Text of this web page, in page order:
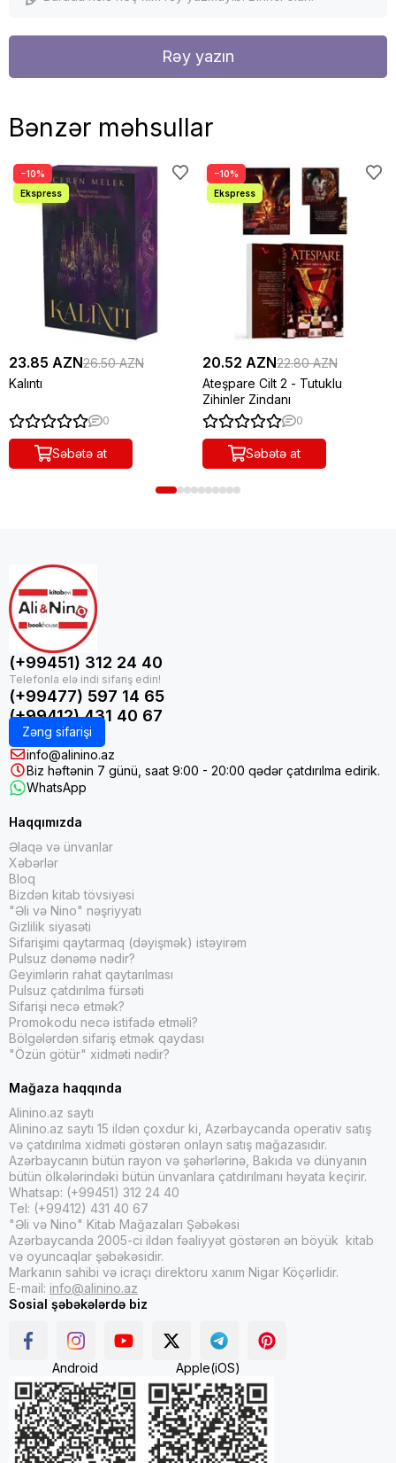
Rəy yazın
Bənzər məhsullar
−10%
23.85 AZN26.50 AZN
Kalıntı
0
Səbətə at
−10%
20.52 AZN22.80 AZN
Ateşpare Cilt 2 - Tutuklu
Zihinler Zindanı
0
Səbətə at
(+99451) 312 24 40
(+99477) 597 14 65
(+99412) 431 40 67
Zəng sifarişi
info@alinino.az
Biz həftənin 7 günü, saat 9:00 - 20:00 qədər çatdırılma edirik.
WhatsApp
Haqqımızda
Əlaqə və ünvanlar
Xəbərlər
Bloq
Bizdən kitab tövsiyəsi
"Əli və Nino" nəşriyyatı
Gizlilik siyasəti
Sifarişimi qaytarmaq (dəyişmək) istəyirəm
Pulsuz dənəmə nədir?
Geyimlərin rahat qaytarılması
Pulsuz çatdırılma fürsəti
Sifarişi necə etmək?
Promokodu necə istifadə etməli?
Bölgələrdən sifariş etmək qaydası
"Özün götür" xidməti nədir?
Mağaza haqqında
Alinino.az saytı
Alinino.az saytı 15 ildən çoxdur ki, Azərbaycanda operativ satış
və çatdırılma xidməti göstərən onlayn satış mağazasıdır.
Azərbaycanın bütün rayon və şəhərlərinə, Bakıda və dünyanın
bütün ölkələrindəki bütün ünvanlara çatdırılmanı həyata keçirir.
Whatsap: (+99451) 312 24 40
Tel: (+99412) 431 40 67
"Əli və Nino" Kitab Mağazaları Şəbəkəsi
Azərbaycanda 2005-ci ildən fəaliyyət göstərən ən böyük kitab
və oyuncaqlar şəbəkəsidir.
Markanın sahibi və icraçı direktoru xanım Nigar Köçərlidir.
E-mail: info@alinino.az
Sosial şəbəkələrdə biz
Android Apple(iOS)